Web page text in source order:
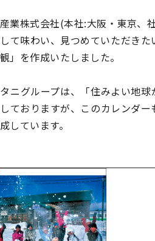
業株式会社(本社:大阪・東京、
て味わい、見つめていただき
」を作成いたしました。
ニグループは、「住みよい地
ておりますが、このカレンダ
しています。